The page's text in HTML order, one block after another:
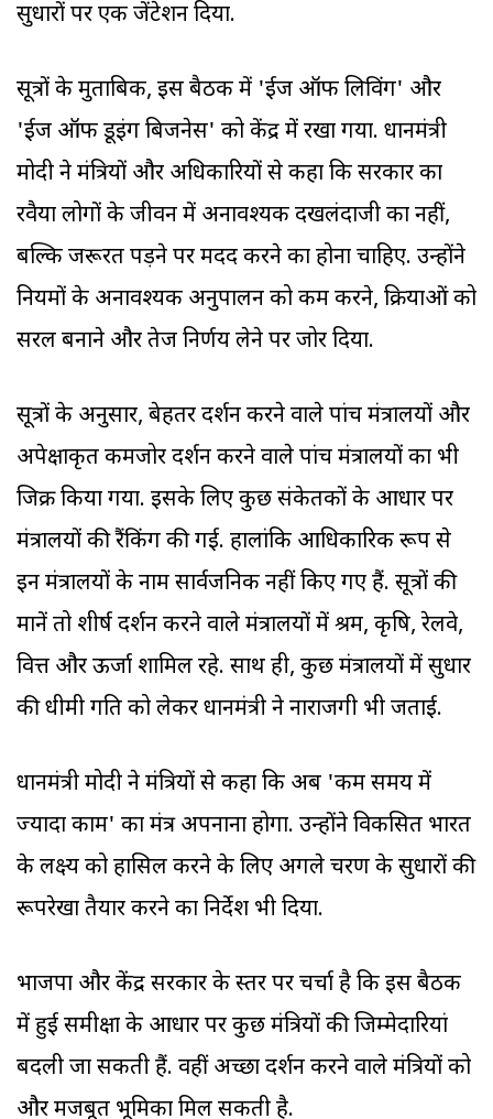
सुधारों पर एक प्रजेंटेशन दिया.
सूत्रों के मुताबिक, इस बैठक में 'ईज ऑफ लिविंग' और
'ईज ऑफ डूइंग बिजनेस' को केंद्र में रखा गया. प्रधानमंत्री
मोदी ने मंत्रियों और अधिकारियों से कहा कि सरकार का
रवैया लोगों के जीवन में अनावश्यक दखलंदाजी का नहीं,
बल्कि जरूरत पड़ने पर मदद करने का होना चाहिए. उन्होंने
नियमों के अनावश्यक अनुपालन को कम करने, प्रक्रियाओं को
सरल बनाने और तेज निर्णय लेने पर जोर दिया.
सूत्रों के अनुसार, बेहतर प्रदर्शन करने वाले पांच मंत्रालयों और
अपेक्षाकृत कमजोर प्रदर्शन करने वाले पांच मंत्रालयों का भी
जिक्र किया गया. इसके लिए कुछ संकेतकों के आधार पर
मंत्रालयों की रैंकिंग की गई. हालांकि आधिकारिक रूप से
इन मंत्रालयों के नाम सार्वजनिक नहीं किए गए हैं. सूत्रों की
मानें तो शीर्ष प्रदर्शन करने वाले मंत्रालयों में श्रम, कृषि, रेलवे,
वित्त और ऊर्जा शामिल रहे. साथ ही, कुछ मंत्रालयों में सुधार
की धीमी गति को लेकर प्रधानमंत्री ने नाराजगी भी जताई.
प्रधानमंत्री मोदी ने मंत्रियों से कहा कि अब 'कम समय में
ज्यादा काम' का मंत्र अपनाना होगा. उन्होंने विकसित भारत
के लक्ष्य को हासिल करने के लिए अगले चरण के सुधारों की
रूपरेखा तैयार करने का निर्देश भी दिया.
भाजपा और केंद्र सरकार के स्तर पर चर्चा है कि इस बैठक
में हुई समीक्षा के आधार पर कुछ मंत्रियों की जिम्मेदारियां
बदली जा सकती हैं. वहीं अच्छा प्रदर्शन करने वाले मंत्रियों को
और मजबूत भूमिका मिल सकती है.